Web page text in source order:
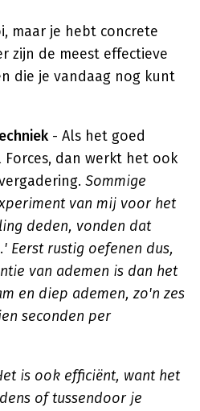
maar je hebt concrete
zijn de meest effectieve
die je vandaag nog kunt
- Als het goed
Forces, dan werkt het ook
Sommige
van mij voor het
deden, vonden dat
Eerst rustig oefenen dus,
van ademen is dan het
en diep ademen, zo'n zes
seconden per
is ook efficiënt, want het
of tussendoor je